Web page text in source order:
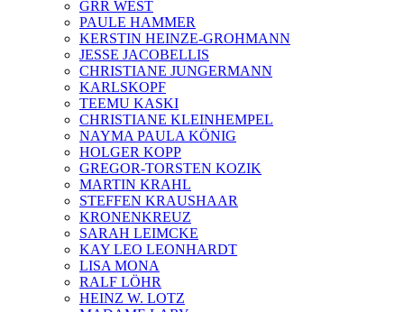
GRR WEST
PAULE HAMMER
KERSTIN HEINZE-GROHMANN
JESSE JACOBELLIS
CHRISTIANE JUNGERMANN
KARLSKOPF
TEEMU KASKI
CHRISTIANE KLEINHEMPEL
NAYMA PAULA KÖNIG
HOLGER KOPP
GREGOR-TORSTEN KOZIK
MARTIN KRAHL
STEFFEN KRAUSHAAR
KRONENKREUZ
SARAH LEIMCKE
KAY LEO LEONHARDT
LISA MONA
RALF LÖHR
HEINZ W. LOTZ